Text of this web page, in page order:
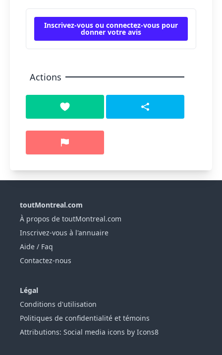
Inscrivez-vous ou connectez-vous pour
donner votre avis
Actions
toutMontreal.com
À propos de toutMontreal.com
Inscrivez-vous à l'annuaire
Aide / Faq
Contactez-nous
Légal
Conditions d'utilisation
Politiques de confidentialité et témoins
Attributions: Social media icons by Icons8